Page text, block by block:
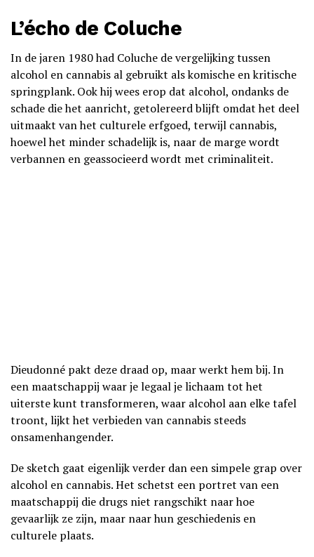
L’écho de Coluche
In de jaren 1980 had Coluche de vergelijking tussen
alcohol en cannabis al gebruikt als komische en kritische
springplank. Ook hij wees erop dat alcohol, ondanks de
schade die het aanricht, getolereerd blijft omdat het deel
uitmaakt van het culturele erfgoed, terwijl cannabis,
hoewel het minder schadelijk is, naar de marge wordt
verbannen en geassocieerd wordt met criminaliteit.
Dieudonné pakt deze draad op, maar werkt hem bij. In
een maatschappij waar je legaal je lichaam tot het
uiterste kunt transformeren, waar alcohol aan elke tafel
troont, lijkt het verbieden van cannabis steeds
onsamenhangender.
De sketch gaat eigenlijk verder dan een simpele grap over
alcohol en cannabis. Het schetst een portret van een
maatschappij die drugs niet rangschikt naar hoe
gevaarlijk ze zijn, maar naar hun geschiedenis en
culturele plaats.